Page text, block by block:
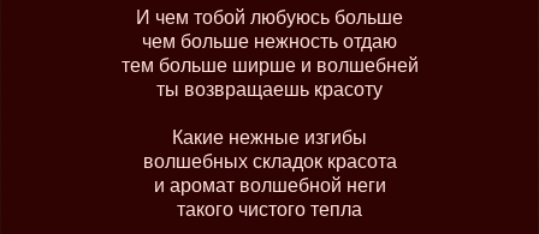
И чем тобой любуюсь больше
чем больше нежность отдаю
тем больше ширше и волшебней
ты возвращаешь красоту
Какие нежные изгибы
волшебных складок красота
и аромат волшебной неги
такого чистого тепла